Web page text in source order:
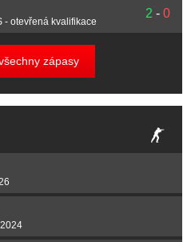
- otevřená kvalifikace
2 - 0
zápasy